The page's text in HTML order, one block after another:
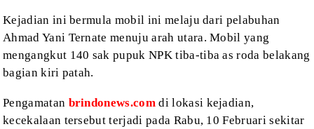
Kejadian ini bermula mobil ini melaju dari pelabuhan
Ahmad Yani Ternate menuju arah utara. Mobil yang
mengangkut 140 sak pupuk NPK tiba-tiba as roda belakang
bagian kiri patah.
Pengamatan brindonews.com di lokasi kejadian,
kecekalaan tersebut terjadi pada Rabu, 10 Februari sekitar